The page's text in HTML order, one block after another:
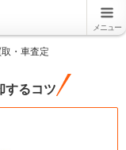
メニュー
・車査定
するコツ